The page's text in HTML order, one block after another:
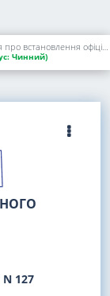
Про затвердження Змін до Положення про встановлення офіційного курсу гривні до іноземних валют та розрахунку довідкового значення курсу гривні до долара США й облікової ціни банківських металів
Чинний)
127